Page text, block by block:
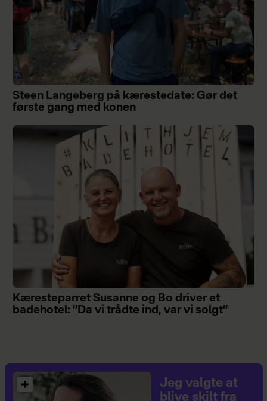
Steen Langeberg på kærestedate: Gør det
første gang med konen
Kæresteparret Susanne og Bo driver et
badehotel: ”Da vi trådte ind, var vi solgt”
Jeg valgte at
blive skilt fra